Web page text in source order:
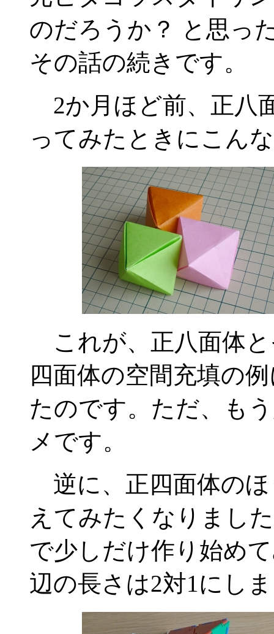
のだろうか？ と思っ
その話の続きです。
2か月ほど前、正八
ってみたときにこん
これが、正八面体
四面体の空間充填の
たのです。ただ、も
メです。
逆に、正四面体の
えてみたくなりまし
で少しだけ作り始め
辺の長さは2対1にし